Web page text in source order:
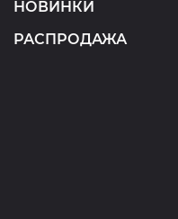
НОВИНКИ
РАСПРОДАЖА